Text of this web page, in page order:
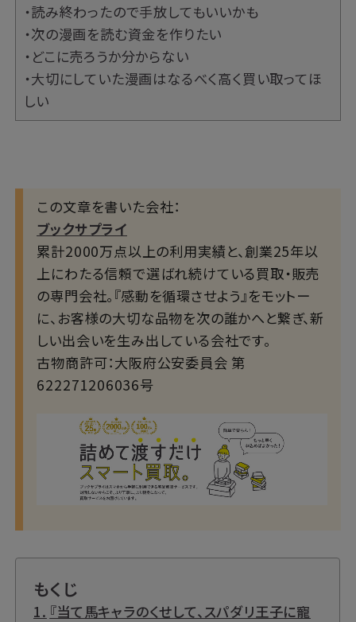
・読み終わったので手放してもいいかも
・次の漫画を読む資金を作りたい
・どこに売ろうか分からない
・大切にしていた漫画はなるべく高く買い取ってほ
しい
この文章を書いた会社：
ブックサプライ
累計2000万点以上の利用実績と、創業25年以
上にわたる信頼で選ばれ続けている買取・販売
の専門会社。『感動を循環させよう』をモットー
に、お客様の大切な品物を次の誰かへと繋ぎ、新
しい出会いを生み出している会社です。
古物商許可：大阪府公安委員会 第
622271206036号
もくじ
『当て馬キャラのくせして、スパダリ王子に寵